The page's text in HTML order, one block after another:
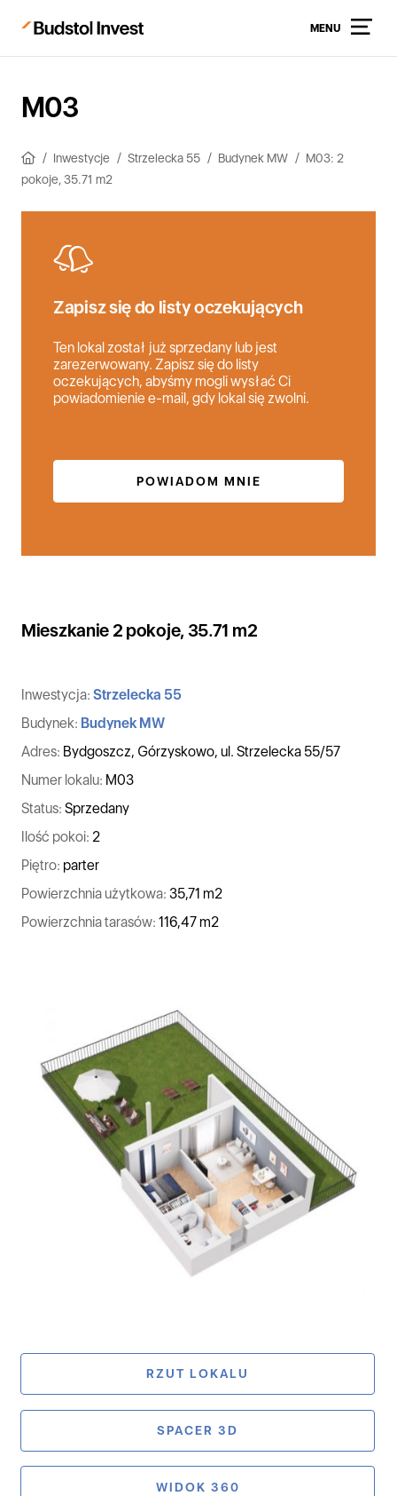
MENU
M03
Inwestycje Strzelecka 55 Budynek MW
M03: 2
pokoje, 35.71 m2
Zapisz się do listy oczekujących
Ten lokal został już sprzedany lub jest
zarezerwowany. Zapisz się do listy
oczekujących, abyśmy mogli wysłać Ci
powiadomienie e-mail, gdy lokal się zwolni.
POWIADOM MNIE
Mieszkanie 2 pokoje, 35.71 m2
Inwestycja: Strzelecka 55
Budynek: Budynek MW
Adres: Bydgoszcz, Górzyskowo, ul. Strzelecka 55/57
Numer lokalu: M03
Status: Sprzedany
Ilość pokoi: 2
Piętro: parter
Powierzchnia użytkowa: 35,71 m2
Powierzchnia tarasów: 116,47 m2
RZUT LOKALU
SPACER 3D
WIDOK 360